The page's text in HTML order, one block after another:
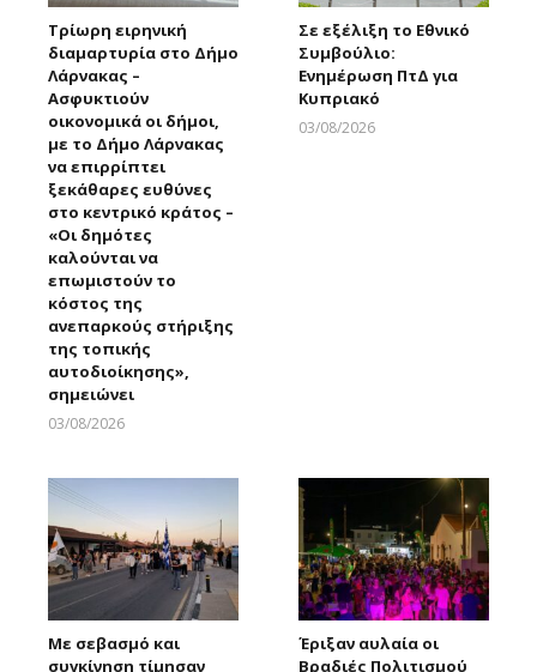
Τρίωρη ειρηνική
διαμαρτυρία στο Δήμο
Λάρνακας –
Ασφυκτιούν
οικονομικά οι δήμοι,
με το Δήμο Λάρνακας
να επιρρίπτει
ξεκάθαρες ευθύνες
στο κεντρικό κράτος –
«Οι δημότες
καλούνται να
επωμιστούν το
κόστος της
ανεπαρκούς στήριξης
της τοπικής
αυτοδιοίκησης»,
σημειώνει
03/08/2026
Σε εξέλιξη το Εθνικό
Συμβούλιο:
Ενημέρωση ΠτΔ για
Κυπριακό
03/08/2026
Με σεβασμό και
συγκίνηση τίμησαν
Έριξαν αυλαία οι
Βραδιές Πολιτισμού